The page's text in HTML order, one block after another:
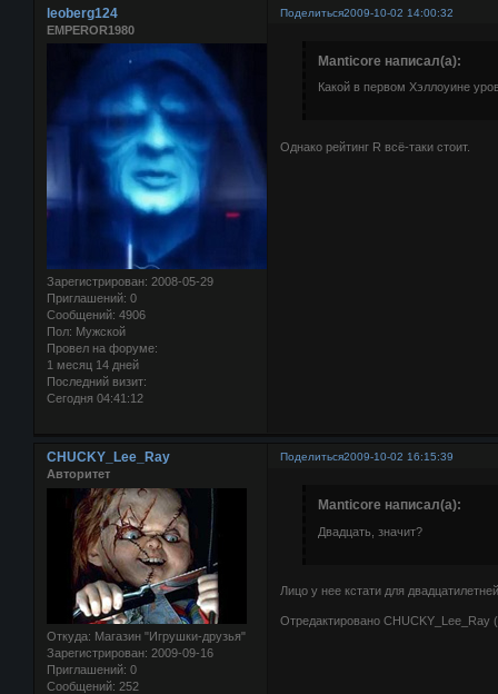
Поделиться2009-10-02 14:00:32
leoberg124
EMPEROR1980
Зарегистрирован: 2008-05-29
Приглашений: 0
Сообщений: 4906
Пол: Мужской
Провел на форуме:
1 месяц 14 дней
Последний визит:
Сегодня 04:41:12
Manticore написал(а):
Какой в первом Хэллоуине
Однако рейтинг R всё-таки стоит.
Поделиться2009-10-02 16:15:39
CHUCKY_Lee_Ray
Авторитет
Откуда: Магазин "Игрушки-друзья"
Зарегистрирован: 2009-09-16
Приглашений: 0
Сообщений: 252
Manticore написал(а):
Двадцать, значит?
Лицо у нее кстати для
Отредактировано CHUCKY_Lee_Ray